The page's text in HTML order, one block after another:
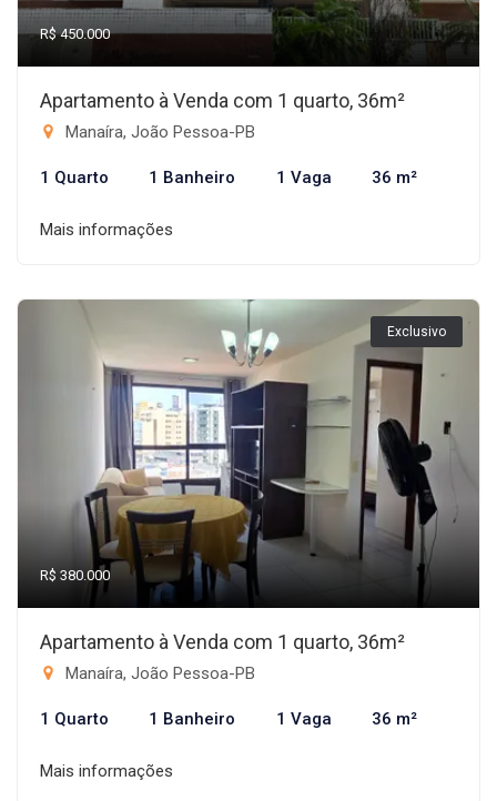
R$ 450.000
Apartamento à Venda com 1 quarto, 36m²
Manaíra, João Pessoa-PB
1 Quarto 1 Banheiro 1 Vaga 36 m²
Mais informações
Exclusivo
R$ 380.000
Apartamento à Venda com 1 quarto, 36m²
Manaíra, João Pessoa-PB
1 Quarto 1 Banheiro 1 Vaga 36 m²
Mais informações